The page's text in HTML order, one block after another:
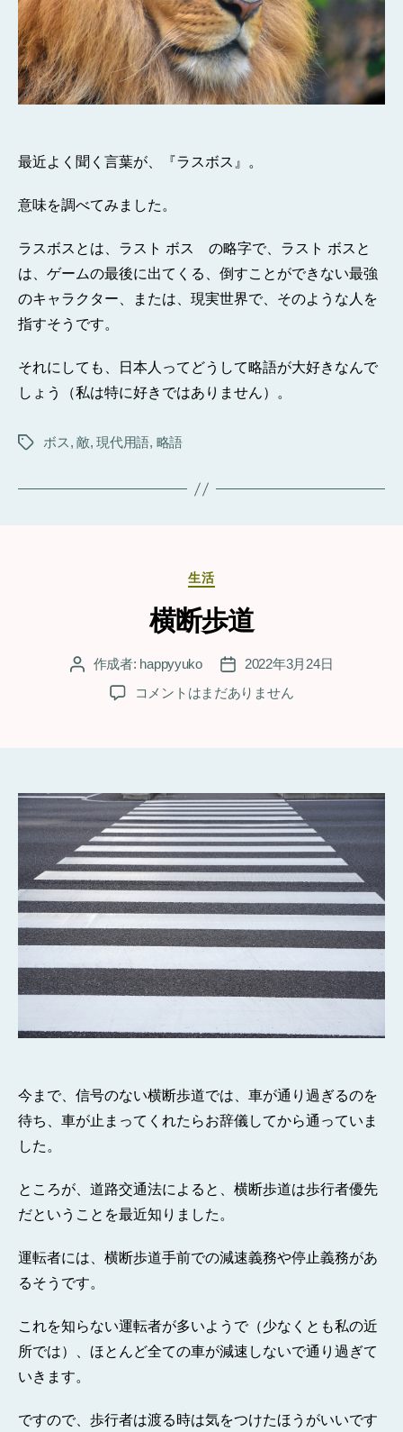
最近よく聞く言葉が、『ラスボス』。
意味を調べてみました。
ラスボスとは、ラスト ボス の略字で、ラスト ボスと
は、ゲームの最後に出てくる、倒すことができない最強
のキャラクター、または、現実世界で、そのような人を
指すそうです。
それにしても、日本人ってどうして略語が大好きなんで
しょう（私は特に好きではありません）。
タ
ボス, 敵,現代用語, 略語
カ
テ
ゴ
リ
生活
横断歩道
投 作成者: happyyuko
投
稿
日
2022年3月24日
横
の
コメントはまだありません
今まで、信号のない横断歩道では、車が通り過ぎるのを
待ち、車が止まってくれたらお辞儀してから通っていま
した。
ところが、道路交通法によると、横断歩道は歩行者優先
だということを最近知りました。
運転者には、横断歩道手前での減速義務や停止義務があ
るそうです。
これを知らない運転者が多いようで（少なくとも私の近
所では）、ほとんど全ての車が減速しないで通り過ぎて
いきます。
ですので、歩行者は渡る時は気をつけたほうがいいです